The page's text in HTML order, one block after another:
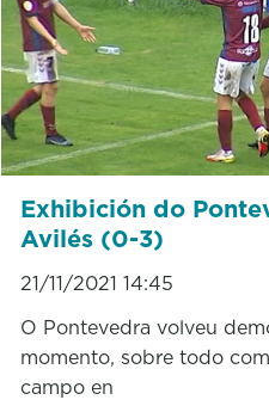
Exhibición do
Avilés (0-3)
21/11/2021 14:45
O Pontevedra volveu
momento, sobre todo
campo en